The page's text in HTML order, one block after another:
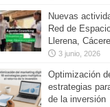
Nuevas
Red de
Llerena,
3 junio, 2026
Optimización
estrategias
de la inversión